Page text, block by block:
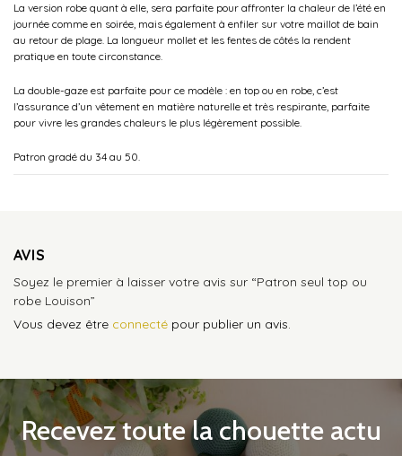
La version robe quant à elle, sera parfaite pour affronter la chaleur de l’été en
journée comme en soirée, mais également à enfiler sur votre maillot de bain
au retour de plage. La longueur mollet et les fentes de côtés la rendent
pratique en toute circonstance.
La double-gaze est parfaite pour ce modèle : en top ou en robe, c’est
l’assurance d’un vêtement en matière naturelle et très respirante, parfaite
pour vivre les grandes chaleurs le plus légèrement possible.
Patron gradé du 34 au 50.
AVIS
Soyez le premier à laisser votre avis sur “Patron seul top ou
robe Louison”
Vous devez être connecté pour publier un avis.
Recevez toute la chouette actu